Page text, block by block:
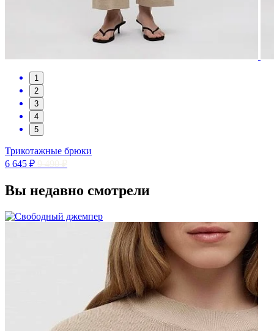
1
2
3
4
5
Трикотажные брюки
6 645 ₽
Вы недавно смотрели